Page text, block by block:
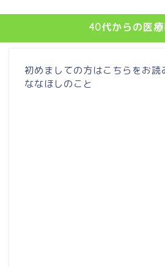
40代からの医
初めましての方はこちらをお
ななほしのこと